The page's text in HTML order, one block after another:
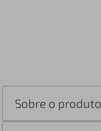
Sobre o produto